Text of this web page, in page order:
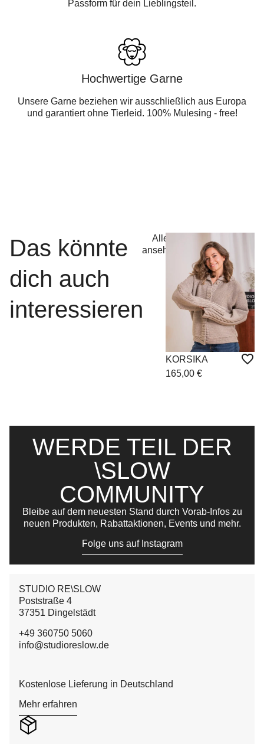
Passform für dein Lieblingsteil.
Hochwertige Garne
Unsere Garne beziehen wir ausschließlich aus Europa
und garantiert ohne Tierleid. 100% Mulesing - free!
Das könnte
dich auch
interessieren
Alle
ansehen
KORSIKA
165,00 €
WERDE TEIL DER
\SLOW
COMMUNITY
Bleibe auf dem neuesten Stand durch Vorab-Infos zu
neuen Produkten, Rabattaktionen, Events und mehr.
Folge uns auf Instagram
STUDIO RE\SLOW
Poststraße 4
37351 Dingelstädt
+49 360750 5060
info@studioreslow.de
Kostenlose Lieferung in Deutschland
Mehr erfahren